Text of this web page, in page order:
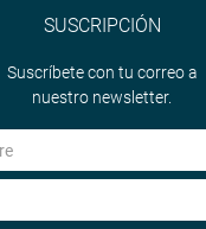
SUSCRIPCIÓN
Suscríbete con tu correo a
nuestro newsletter.